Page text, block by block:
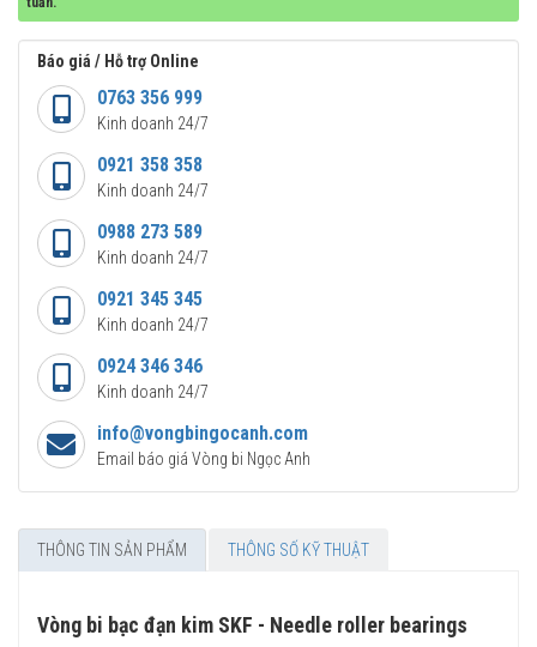
Báo giá / Hỗ trợ Online
0763 356 999
Kinh doanh 24/7
0921 358 358
Kinh doanh 24/7
0988 273 589
Kinh doanh 24/7
0921 345 345
Kinh doanh 24/7
0924 346 346
Kinh doanh 24/7
info@vongbingocanh.com
Email báo giá Vòng bi Ngọc Anh
THÔNG TIN SẢN PHẨM THÔNG SỐ KỸ THUẬT
Vòng bi bạc đạn kim SKF - Needle roller bearings